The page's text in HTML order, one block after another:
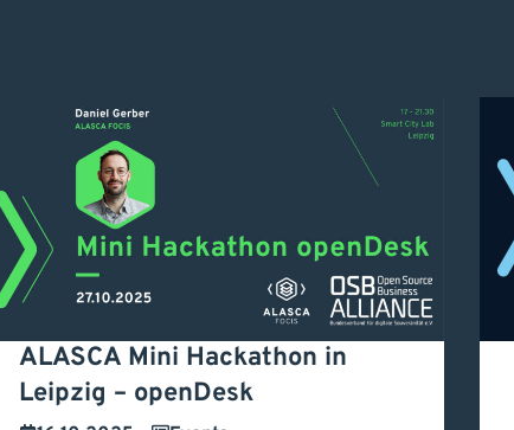
ALASCA Mini Hackathon in
Leipzig – openDesk